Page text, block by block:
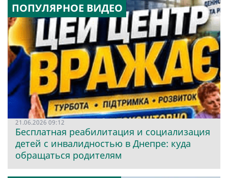
ПОПУЛЯРНОЕ ВИДЕО
21.06.2026 09:12
Бесплатная реабилитация и социализация
детей с инвалидностью в Днепре: куда
обращаться родителям